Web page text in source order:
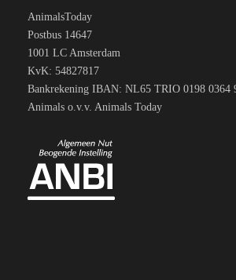
AnimalsToday
Postbus 14647
1001 LC Amsterdam
KvK: 54827817
Bankrekening IBAN: NL65 TRIO 0198 0364
Animals o.v.v. Animals Today